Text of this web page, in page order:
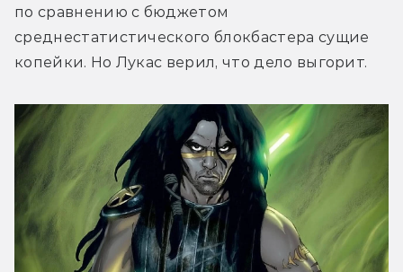
по сравнению с бюджетом
среднестатистического блокбастера сущие
копейки. Но Лукас верил, что дело выгорит.